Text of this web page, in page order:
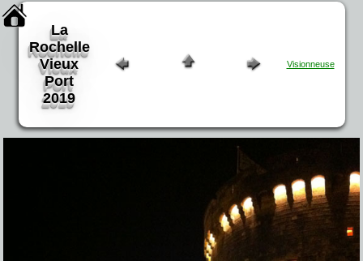
La
Rochelle
Vieux
Port
2019
Visionneuse